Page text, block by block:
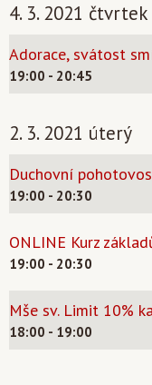
4. 3. 2021 čtvrtek
Adorace, svátost
19:00 - 20:45
2. 3. 2021 úterý
Duchovní
19:00 - 20:30
ONLINE Kurz
19:00 - 20:30
Mše sv. Limit 10%
18:00 - 19:00